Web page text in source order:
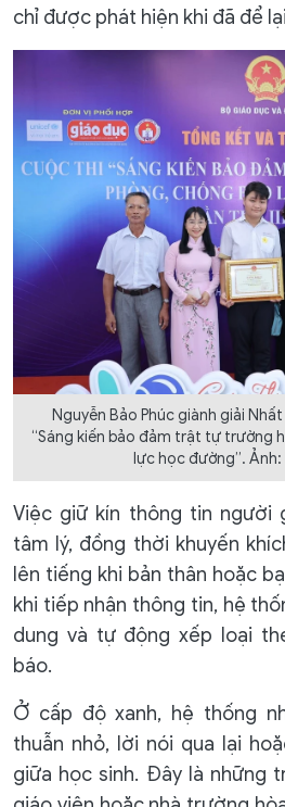
chỉ được phát hiện khi đã để
Nguyễn Bảo Phúc giành giải
“Sáng kiến bảo đảm trật tự trường
lực học đường”. Ảnh:
Việc giữ kín thông tin người
tâm lý, đồng thời khuyến
lên tiếng khi bản thân hoặc
khi tiếp nhận thông tin, hệ
dung và tự động xếp loại
báo.
Ở cấp độ xanh, hệ thống
thuẫn nhỏ, lời nói qua lại
giữa học sinh. Đây là những